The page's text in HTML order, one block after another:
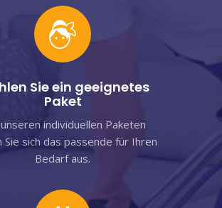
Sie ein geeignetes
Paket
individuellen Paketen
Sie sich das passende für Ihren
Bedarf aus.